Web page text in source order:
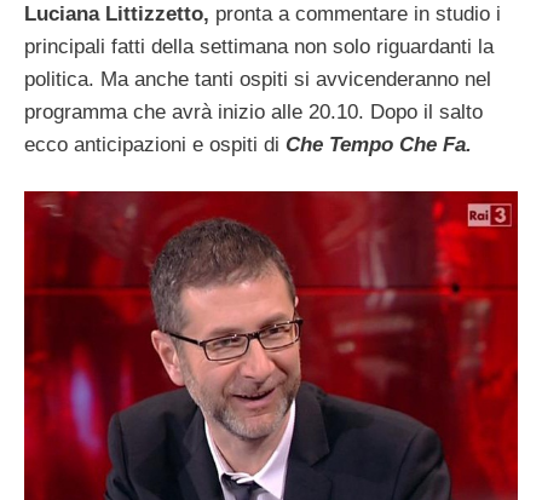
Luciana Littizzetto, pronta a commentare in studio i
principali fatti della settimana non solo riguardanti la
politica. Ma anche tanti ospiti si avvicenderanno nel
programma che avrà inizio alle 20.10. Dopo il salto
ecco anticipazioni e ospiti di Che Tempo Che Fa.